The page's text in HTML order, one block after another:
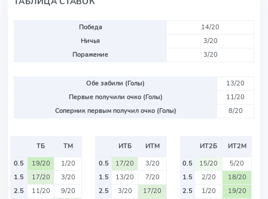
Победа
14/20
Ничья
3/20
Поражение
3/20
Обе забили (Голы)
13/20
Первые получили очко (Голы)
11/20
Соперник первым получил очко (Голы)
8/20
ТБ
ТМ
0.5
19/20
1/20
1.5
17/20
3/20
2.5
11/20
9/20
ИТБ
ИТМ
0.5
17/20
3/20
1.5
13/20
7/20
2.5
3/20
17/20
ИТ2Б
ИТ2М
0.5
15/20
5/20
1.5
2/20
18/20
2.5
1/20
19/20